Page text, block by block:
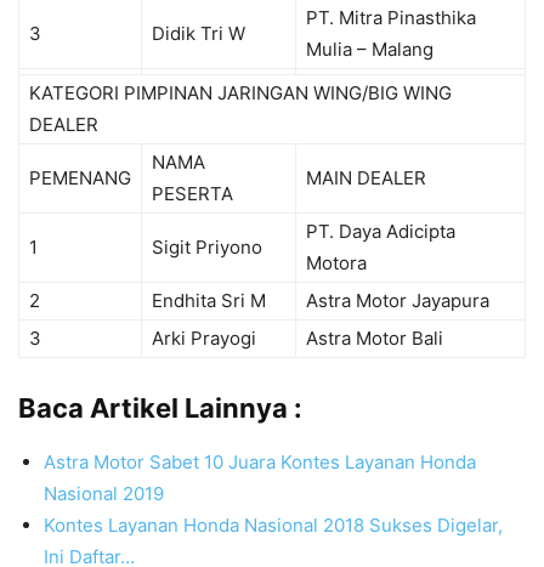
3 Didik Tri W
PT. Mitra Pinasthika
Mulia – Malang
KATEGORI PIMPINAN JARINGAN WING/BIG WING
DEALER
PEMENANG
NAMA
PESERTA
MAIN DEALER
1 Sigit Priyono
PT. Daya Adicipta
Motora
2
Endhita Sri M
Astra Motor Jayapura
3
Arki Prayogi Astra Motor Bali
Baca Artikel Lainnya :
Astra Motor Sabet 10 Juara Kontes Layanan Honda
Nasional 2019
Kontes Layanan Honda Nasional 2018 Sukses Digelar,
Ini Daftar…